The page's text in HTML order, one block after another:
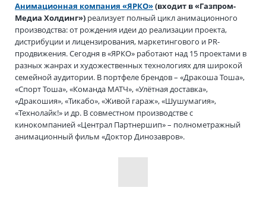
Анимационная компания «ЯРКО»(входит в «Газпром-
Медиа Холдинг») реализует полный цикл анимационного
производства: от рождения идеи до реализации проекта,
дистрибуции и лицензирования, маркетингового и PR-
продвижения. Сегодня в «ЯРКО» работают над 15 проектами в
разных жанрах и художественных технологиях для широкой
семейной аудитории. В портфеле брендов – «Дракоша Тоша»,
«Спорт Тоша», «Команда МАТЧ», «Улётная доставка»,
«Дракошия», «Тикабо», «Живой гараж», «Шушумагия»,
«Технолайк!» и др. В совместном производстве с
кинокомпанией «Централ Партнершип» – полнометражный
анимационный фильм «Доктор Динозавров».